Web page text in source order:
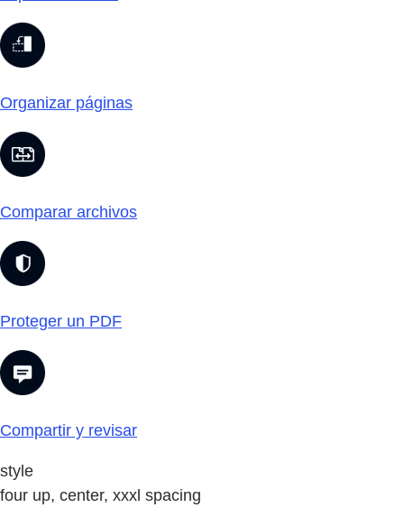
Organizar páginas
Comparar archivos
Proteger un PDF
Compartir y revisar
style
four up, center, xxxl spacing